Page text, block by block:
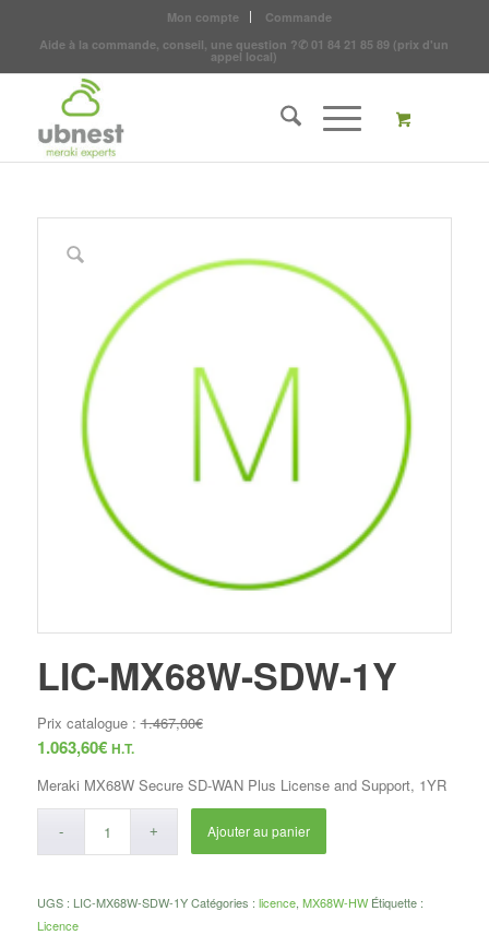
Mon compte
Commande
Aide à la commande, conseil, une question ?✆ 01 84 21 85 89 (prix d'un
appel local)
LIC-MX68W-SDW-1Y
Prix catalogue :1.467,00€
1.063,60€ H.T.
Meraki MX68W Secure SD-WAN Plus License and Support, 1YR
Ajouter au panier
UGS : LIC-MX68W-SDW-1Y Catégories : licence, MX68W-HW Étiquette :
Licence